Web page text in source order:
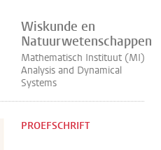
Wiskunde en
Natuurwetenschappen
Mathematisch Instituut (MI)
Analysis and Dynamical
Systems
PROEFSCHRIFT